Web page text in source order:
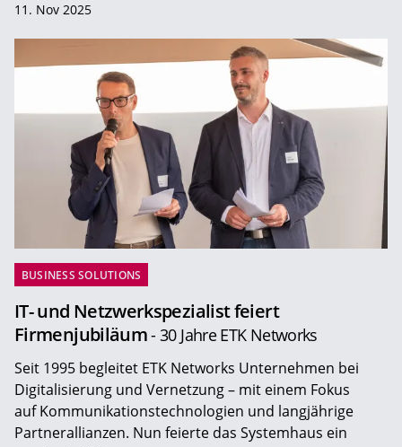
11. Nov 2025
BUSINESS SOLUTIONS
IT- und Netzwerkspezialist feiert
Firmenjubiläum- 30 Jahre ETK Networks
Seit 1995 begleitet ETK Networks Unternehmen bei
Digitalisierung und Vernetzung – mit einem Fokus
auf Kommunikationstechnologien und langjährige
Partnerallianzen. Nun feierte das Systemhaus ein